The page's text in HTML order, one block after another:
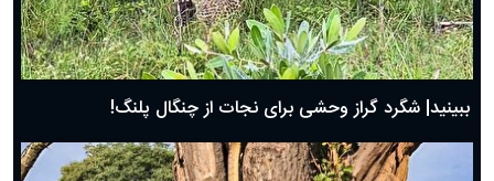
ببینید| شگرد گراز وحشی برای نجات از چنگال پلنگ!